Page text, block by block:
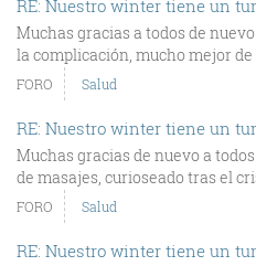
RE: Nuestro winter tiene un
Muchas gracias a todos de
la complicación, mucho mejor de
FORO Salud
RE: Nuestro winter tiene un
Muchas gracias de nuevo a
de masajes, curioseado tras el
FORO Salud
RE: Nuestro winter tiene un